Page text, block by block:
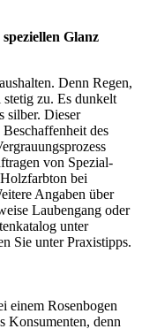
Glanz
Denn Regen,
stetig zu. Es dunkelt
silber. Dieser
des
von Spezial-
bei
Angaben über
Laubengang oder
unter
Sie unterPraxistipps.
einem Rosenbogen
Konsumenten, denn